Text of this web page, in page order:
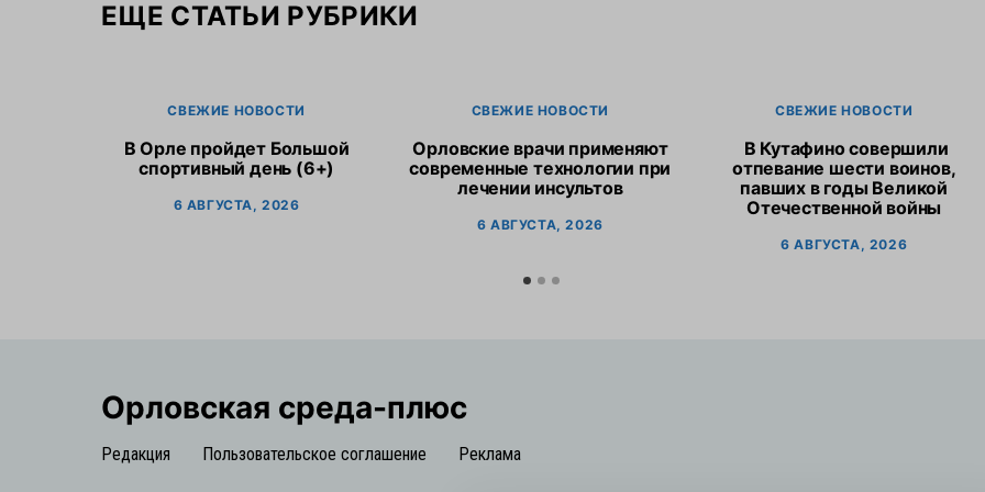
ЕЩЕ СТАТЬИ РУБРИКИ
СВЕЖИЕ НОВОСТИ
В Орле пройдет Большой
спортивный день (6+)
6 АВГУСТА, 2026
СВЕЖИЕ НОВОСТИ
Орловские врачи применяют
современные технологии при
лечении инсультов
6 АВГУСТА, 2026
СВЕЖИЕ НОВОСТИ
В Кутафино совершили
отпевание шести воинов,
павших в годы Великой
Отечественной войны
6 АВГУСТА, 2026
Орловская cреда-плюс
Редакция Пользовательское соглашение Реклама